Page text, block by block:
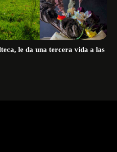
le da una tercera vida a las